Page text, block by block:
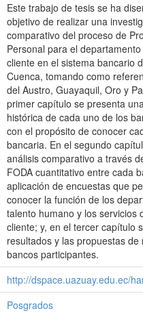
Este trabajo de tesis se ha
objetivo de realizar una
comparativo del proceso de
Personal para el
cliente en el sistema bancario
Cuenca, tomando como
del Austro, Guayaquil, Oro y
primer capítulo se presenta
histórica de cada uno de los
con el propósito de conocer
bancaria. En el segundo
análisis comparativo a través
FODA cuantitativo entre cada
aplicación de encuestas que
conocer la función de los
talento humano y los servicios
cliente; y, en el tercer capítulo
resultados y las propuestas
bancos participantes.
http://dspace.uazuay.edu.ec/
Posgrados